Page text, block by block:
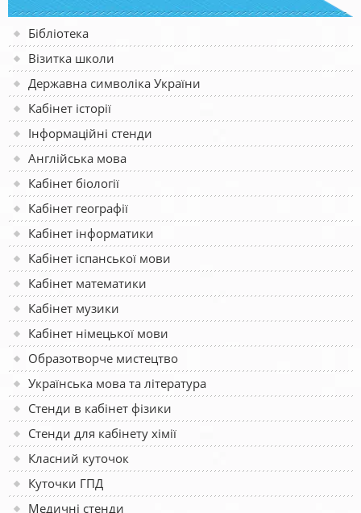
Бібліотека
Візитка школи
Державна символіка України
Кабінет історії
Інформаційні стенди
Англійська мова
Кабінет біології
Кабінет географії
Кабінет інформатики
Кабінет іспанської мови
Кабінет математики
Кабінет музики
Кабінет німецької мови
Образотворче мистецтво
Українська мова та література
Стенди в кабінет фізики
Стенди для кабінету хімії
Класний куточок
Куточки ГПД
Медичні стенди